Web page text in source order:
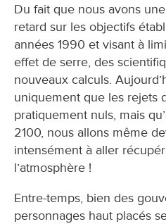
Du fait que nous avons
retard sur les objectifs
années 1990 et visant à
effet de serre, des
nouveaux calculs.
uniquement que les rejets
pratiquement nuls, mais
2100, nous allons même
intensément à aller
l’atmosphère !
Entre-temps, bien des
personnages haut placés